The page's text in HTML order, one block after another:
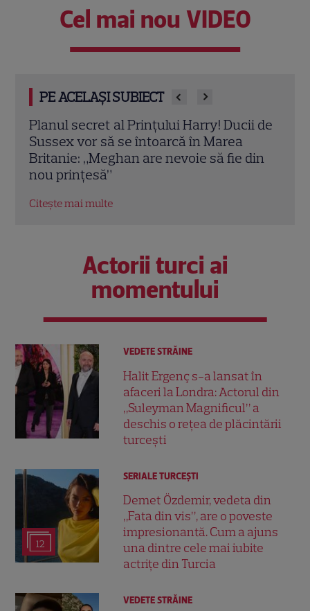
Cel mai nou VIDEO
PE ACELAȘI SUBIECT
Meghan Markle, apariție surpriză la
MasterChef Australia 2026. Ducesa de
Sussex a dezvăluit ce gătește pentru
Prințul Harry
Citește mai multe
Actorii turci ai
momentului
VEDETE STRĂINE
Halit Ergenç s-a lansat în
afaceri la Londra: Actorul din
„Suleyman Magnificul” a
deschis o rețea de plăcintării
turcești
12
SERIALE TURCEŞTI
Demet Özdemir, vedeta din
„Fata din vis”, are o poveste
impresionantă. Cum a ajuns
una dintre cele mai iubite
actrițe din Turcia
VEDETE STRĂINE